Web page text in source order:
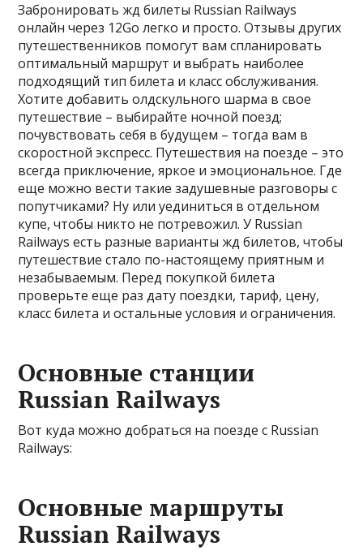
Забронировать жд билеты Russian Railways
онлайн через 12Gо легко и просто. Отзывы других
путешественников помогут вам спланировать
оптимальный маршрут и выбрать наиболее
подходящий тип билета и класс обслуживания.
Хотите добавить олдскульного шарма в свое
путешествие – выбирайте ночной поезд;
почувствовать себя в будущем – тогда вам в
скоростной экспресс. Путешествия на поезде – это
всегда приключение, яркое и эмоциональное. Где
еще можно вести такие задушевные разговоры с
попутчиками? Ну или уединиться в отдельном
купе, чтобы никто не потревожил. У Russian
Railways есть разные варианты жд билетов, чтобы
путешествие стало по-настоящему приятным и
незабываемым. Перед покупкой билета
проверьте еще раз дату поездки, тариф, цену,
класс билета и остальные условия и ограничения.
Основные станции
Russian Railways
Вот куда можно добраться на поезде с Russian
Railways:
Основные маршруты
Russian Railways